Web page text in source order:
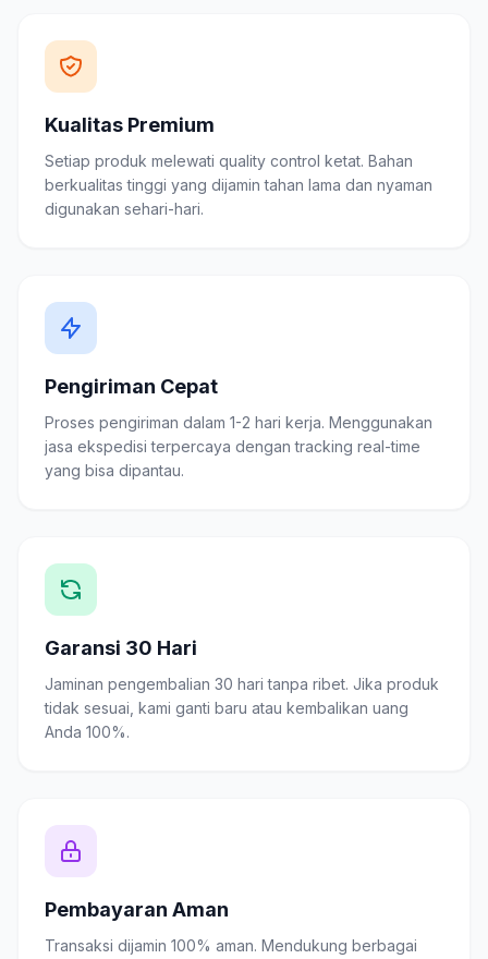
Kualitas Premium
Setiap produk melewati quality control ketat. Bahan
berkualitas tinggi yang dijamin tahan lama dan nyaman
digunakan sehari-hari.
Pengiriman Cepat
Proses pengiriman dalam 1-2 hari kerja. Menggunakan
jasa ekspedisi terpercaya dengan tracking real-time
yang bisa dipantau.
Garansi 30 Hari
Jaminan pengembalian 30 hari tanpa ribet. Jika produk
tidak sesuai, kami ganti baru atau kembalikan uang
Anda 100%.
Pembayaran Aman
Transaksi dijamin 100% aman. Mendukung berbagai